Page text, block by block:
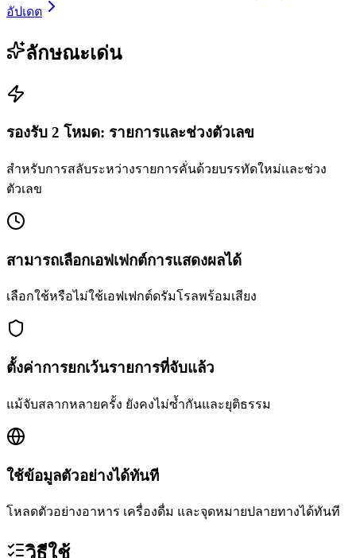
อัปเดต
ลักษณะเด่น
รองรับ 2 โหมด: รายการและช่วงตัวเลข
สำหรับการสลับระหว่างรายการคั่นด้วยบรรทัดใหม่และช่วง
ตัวเลข
สามารถเลือกเอฟเฟกต์การแสดงผลได้
เลือกใช้หรือไม่ใช้เอฟเฟกต์ดรัมโรลพร้อมเสียง
ตั้งค่าการยกเว้นรายการที่จับแล้ว
แม้จับสลากหลายครั้ง ยังคงไม่ซ้ำกันและยุติธรรม
ใช้ข้อมูลตัวอย่างได้ทันที
โหลดตัวอย่างอาหาร เครื่องดื่ม และจุดหมายปลายทางได้ทันที
วิธีใช้